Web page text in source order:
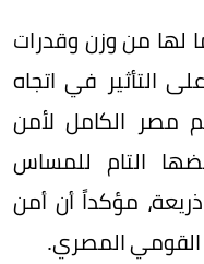
لها من وزن وقدرات
التأثير في اتجاه
مصر الكامل لأمن
التام للمساس
مؤكداً أن أمن
القومي المصري.